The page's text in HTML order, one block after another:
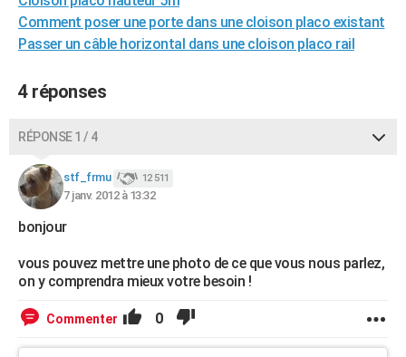
Carte de Noël
Carte Bonne année
Carte Saint-Valentin
Carte Pâques
Carte d'anniversaire
DICTIONNAIRE
Dictionnaire
Biographies
Citations
Expressions
Proverbes
PROGRAMME TV
COPAINS D'AVANT
FORUM
Bricolage
Lifestyle
Culture
Sport
Auto
Television
Voyage
Cinema
Comment poser une porte dans une cloison placo existant
Passer un câble horizontal dans une cloison placo rail
4 réponses
RÉPONSE 1 / 4
stf_frmu 12 511
7 janv. 2012 à 13:32
bonjour
vous pouvez mettre une photo de ce que vous nous parlez,
on y comprendra mieux votre besoin !
Commenter 0